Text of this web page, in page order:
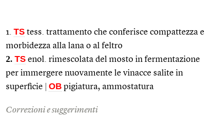
1. TS tess. trattamento che conferisce compattezza e
morbidezza alla lana o al feltro
2. TS enol. rimescolata del mosto in fermentazione
per immergere nuovamente le vinacce salite in
superficie
OB pigiatura, ammostatura
Correzioni e suggerimenti